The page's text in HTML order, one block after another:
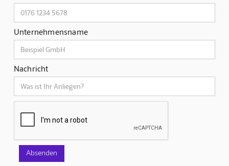
Unternehmensname
Nachricht